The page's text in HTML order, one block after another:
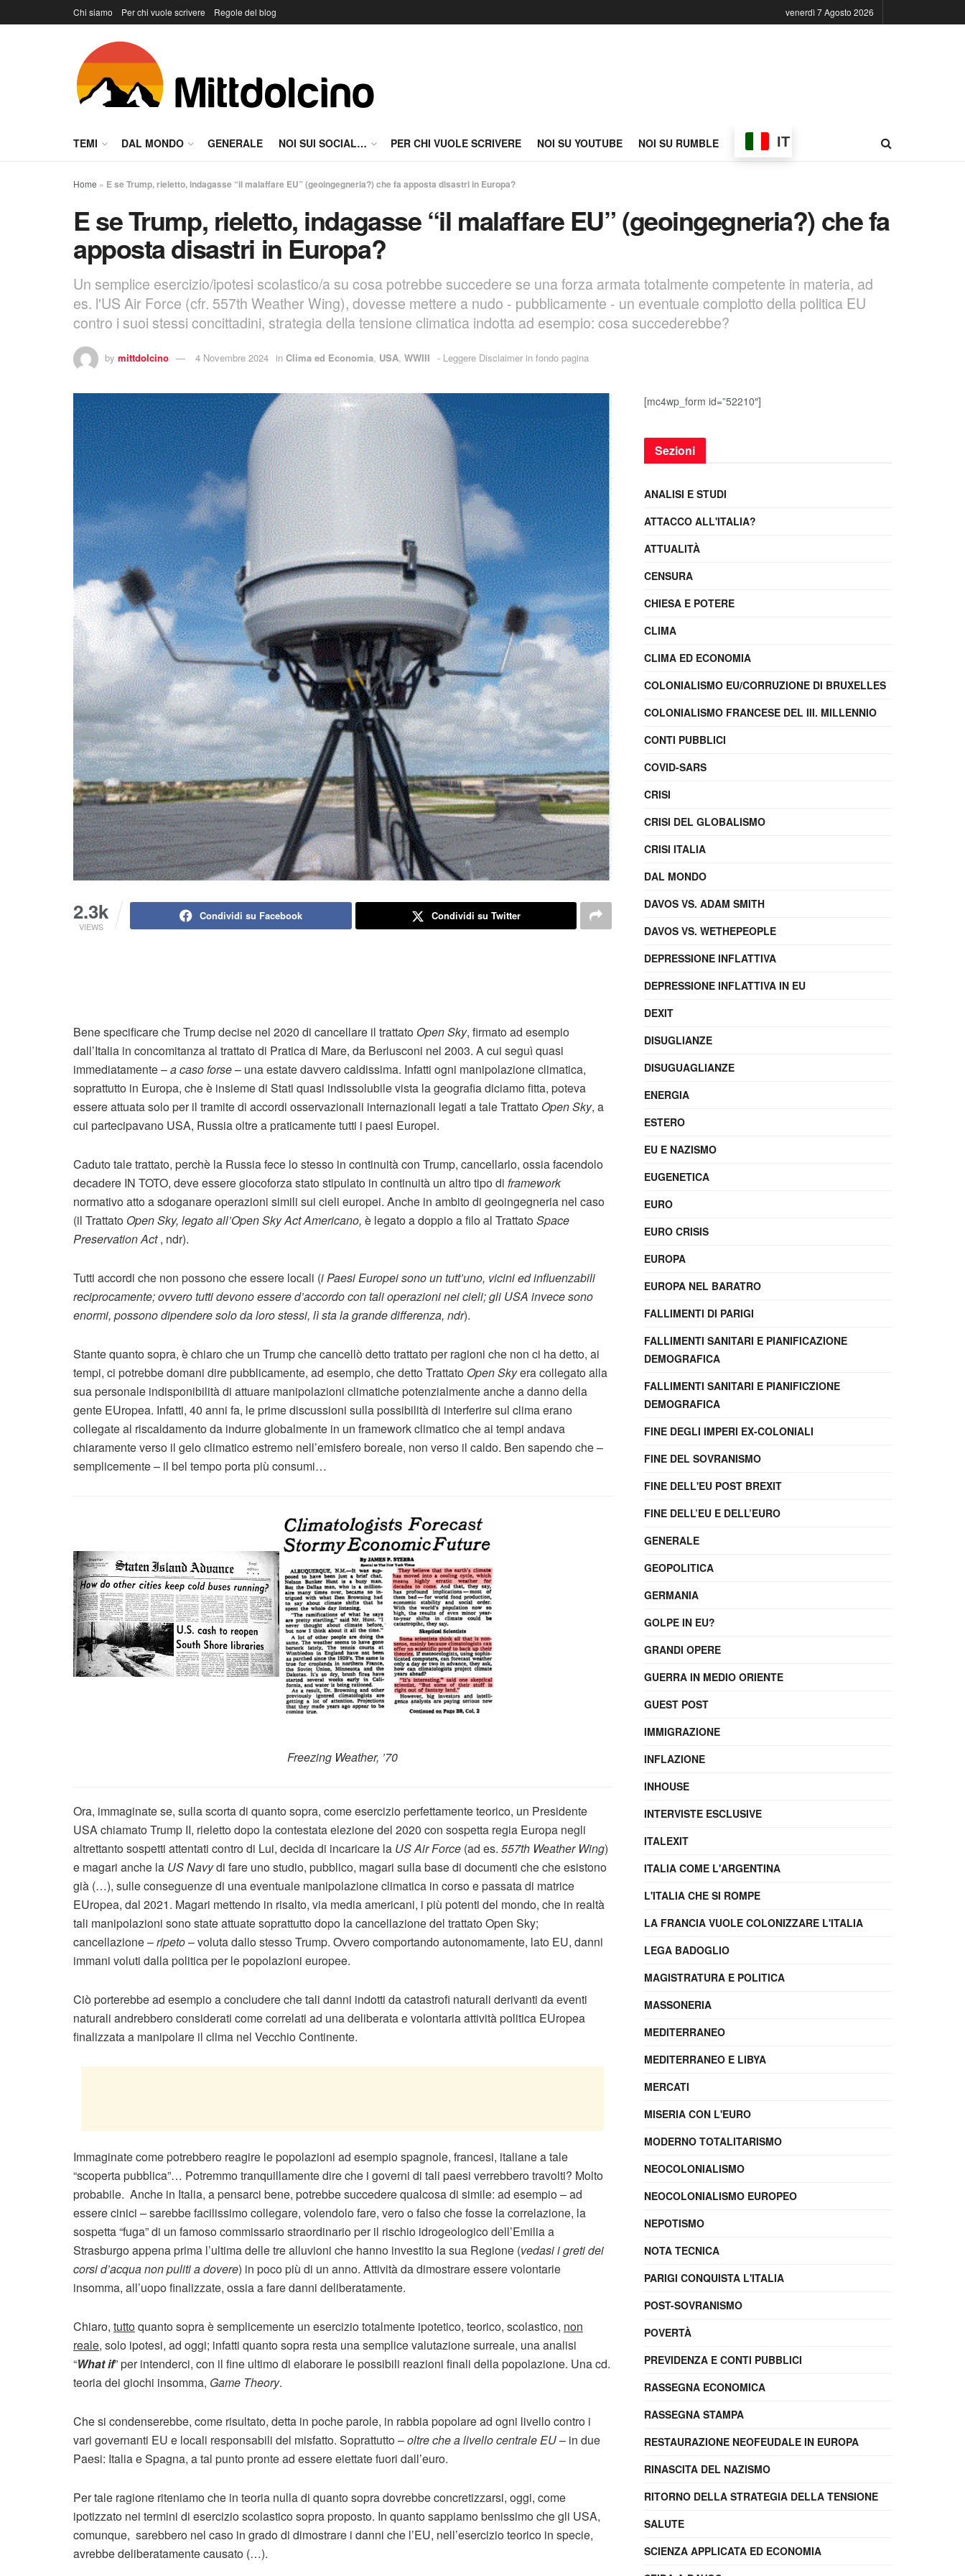
Chi siamo Per chi vuole scrivere Regole del blog venerdì 7 Agosto 2026
TEMI DAL MONDO GENERALE NOI SUI SOCIAL… PER CHI VUOLE SCRIVERE NOI SU YOUTUBE NOI SU RUMBLE IT
Home » E se Trump, rieletto, indagasse “il malaffare EU” (geoingegneria?) che fa apposta disastri in Europa?
E se Trump, rieletto, indagasse “il malaffare EU” (geoingegneria?) che fa
apposta disastri in Europa?
Un semplice esercizio/ipotesi scolastico/a su cosa potrebbe succedere se una forza armata totalmente competente in materia, ad
es. l'US Air Force (cfr. 557th Weather Wing), dovesse mettere a nudo - pubblicamente - un eventuale complotto della politica EU
contro i suoi stessi concittadini, strategia della tensione climatica indotta ad esempio: cosa succederebbe?
by mittdolcino 4 Novembre 2024 in Clima ed Economia, USA, WWIII - Leggere Disclaimer in fondo pagina
2.3k
VIEWS
Condividi su Facebook Condividi su Twitter
Bene specificare che Trump decise nel 2020 di cancellare il trattato Open Sky, firmato ad esempio
dall’Italia in concomitanza al trattato di Pratica di Mare, da Berlusconi nel 2003. A cui seguì quasi
immediatamente –a caso forse– una estate davvero caldissima. Infatti ogni manipolazione climatica,
soprattutto in Europa, che è insieme di Stati quasi indissolubile vista la geografia diciamo fitta, poteva
essere attuata solo per il tramite di accordi osservazionali internazionali legati a tale Trattato Open Sky, a
cui partecipavano USA, Russia oltre a praticamente tutti i paesi Europei.
Caduto tale trattato, perchè la Russia fece lo stesso in continuità con Trump, cancellarlo, ossia facendolo
decadere IN TOTO, deve essere giocoforza stato stipulato in continuità un altro tipo di framework
normativo atto a sdoganare operazioni simili sui cieli europei. Anche in ambito di geoingegneria nel caso
(il Trattato Open Sky, legato all’Open Sky Act Americano, è legato a doppio a filo al TrattatoSpace
Preservation Act, ndr).
Tutti accordi che non possono che essere locali (i Paesi Europei sono un tutt’uno, vicini ed influenzabili
reciprocamente; ovvero tutti devono essere d’accordo con tali operazioni nei cieli; gli USA invece sono
enormi, possono dipendere solo da loro stessi, lì sta la grande differenza, ndr).
Stante quanto sopra, è chiaro che un Trump che cancellò detto trattato per ragioni che non ci ha detto, ai
tempi, ci potrebbe domani dire pubblicamente, ad esempio, che detto Trattato Open Skyera collegato alla
sua personale indisponibilità di attuare manipolazioni climatiche potenzialmente anche a danno della
gente EUropea. Infatti, 40 anni fa, le prime discussioni sulla possibilità di interferire sul clima erano
collegate al riscaldamento da indurre globalmente in un framework climatico che ai tempi andava
chiaramente verso il gelo climatico estremo nell’emisfero boreale, non verso il caldo. Ben sapendo che –
semplicemente – il bel tempo porta più consumi…
Freezing Weather, ’70
Ora, immaginate se, sulla scorta di quanto sopra, come esercizio perfettamente teorico, un Presidente
USA chiamato Trump II, rieletto dopo la contestata elezione del 2020 con sospetta regia Europa negli
altrettanto sospetti attentati contro di Lui, decida di incaricare la US Air Force (ad es. 557th Weather Wing)
e magari anche la US Navydi fare uno studio, pubblico, magari sulla base di documenti che che esistono
già (…), sulle conseguenze di una eventuale manipolazione climatica in corso e passata di matrice
EUropea, dal 2021. Magari mettendo in risalto, via media americani, i più potenti del mondo, che in realtà
tali manipolazioni sono state attuate soprattutto dopo la cancellazione del trattato Open Sky;
cancellazione –ripeto– voluta dallo stesso Trump. Ovvero comportando autonomamente, lato EU, danni
immani voluti dalla politica per le popolazioni europee.
Ciò porterebbe ad esempio a concludere che tali danni indotti da catastrofi naturali derivanti da eventi
naturali andrebbero considerati come correlati ad una deliberata e volontaria attività politica EUropea
finalizzata a manipolare il clima nel Vecchio Continente.
Immaginate come potrebbero reagire le popolazioni ad esempio spagnole, francesi, italiane a tale
“scoperta pubblica”… Potremmo tranquillamente dire che i governi di tali paesi verrebbero travolti? Molto
probabile. Anche in Italia, a pensarci bene, potrebbe succedere qualcosa di simile: ad esempio – ad
essere cinici – sarebbe facilissimo collegare, volendolo fare, vero o falso che fosse la correlazione, la
sospetta “fuga” di un famoso commissario straordinario per il rischio idrogeologico dell’Emilia a
Strasburgo appena prima l’ultima delle tre alluvioni che hanno investito la sua Regione (vedasi i greti dei
corsi d’acqua non puliti a dovere) in poco più di un anno. Attività da dimostrare essere volontarie
insomma, all’uopo finalizzate, ossia a fare danni deliberatamente.
Chiaro, tuttoquanto sopra è semplicemente un esercizio totalmente ipotetico, teorico, scolastico, non
reale, solo ipotesi, ad oggi; infatti quanto sopra resta una semplice valutazione surreale, una analisi
“What if” per intenderci, con il fine ultimo di elaborare le possibili reazioni finali della popolazione. Una cd.
teoria dei giochi insomma, Game Theory.
Che si condenserebbe, come risultato, detta in poche parole, in rabbia popolare ad ogni livello contro i
vari governanti EU e locali responsabili del misfatto. Soprattutto –oltre che a livello centrale EU– in due
Paesi: Italia e Spagna, a tal punto pronte ad essere eiettate fuori dall’euro.
Per tale ragione riteniamo che in teoria nulla di quanto sopra dovrebbe concretizzarsi, oggi, come
ipotizzato nei termini di esercizio scolastico sopra proposto. In quanto sappiamo benissimo che gli USA,
comunque, sarebbero nel caso in grado di dimostrare i danni che l’EU, nell’esercizio teorico in specie,
avrebbe deliberatamente causato (…).
[mc4wp_form id=”52210″]
Sezioni
ANALISI E STUDI
ATTACCO ALL'ITALIA?
ATTUALITÀ
CENSURA
CHIESA E POTERE
CLIMA
CLIMA ED ECONOMIA
COLONIALISMO EU/CORRUZIONE DI BRUXELLES
COLONIALISMO FRANCESE DEL III. MILLENNIO
CONTI PUBBLICI
COVID-SARS
CRISI
CRISI DEL GLOBALISMO
CRISI ITALIA
DAL MONDO
DAVOS VS. ADAM SMITH
DAVOS VS. WETHEPEOPLE
DEPRESSIONE INFLATTIVA
DEPRESSIONE INFLATTIVA IN EU
DEXIT
DISUGLIANZE
DISUGUAGLIANZE
ENERGIA
ESTERO
EU E NAZISMO
EUGENETICA
EURO
EURO CRISIS
EUROPA
EUROPA NEL BARATRO
FALLIMENTI DI PARIGI
FALLIMENTI SANITARI E PIANIFICAZIONE
DEMOGRAFICA
FALLIMENTI SANITARI E PIANIFICZIONE
DEMOGRAFICA
FINE DEGLI IMPERI EX-COLONIALI
FINE DEL SOVRANISMO
FINE DELL'EU POST BREXIT
FINE DELL’EU E DELL’EURO
GENERALE
GEOPOLITICA
GERMANIA
GOLPE IN EU?
GRANDI OPERE
GUERRA IN MEDIO ORIENTE
GUEST POST
IMMIGRAZIONE
INFLAZIONE
INHOUSE
INTERVISTE ESCLUSIVE
ITALEXIT
ITALIA COME L'ARGENTINA
L'ITALIA CHE SI ROMPE
LA FRANCIA VUOLE COLONIZZARE L'ITALIA
LEGA BADOGLIO
MAGISTRATURA E POLITICA
MASSONERIA
MEDITERRANEO
MEDITERRANEO E LIBYA
MERCATI
MISERIA CON L'EURO
MODERNO TOTALITARISMO
NEOCOLONIALISMO
NEOCOLONIALISMO EUROPEO
NEPOTISMO
NOTA TECNICA
PARIGI CONQUISTA L'ITALIA
POST-SOVRANISMO
POVERTÀ
PREVIDENZA E CONTI PUBBLICI
RASSEGNA ECONOMICA
RASSEGNA STAMPA
RESTAURAZIONE NEOFEUDALE IN EUROPA
RINASCITA DEL NAZISMO
RITORNO DELLA STRATEGIA DELLA TENSIONE
SALUTE
SCIENZA APPLICATA ED ECONOMIA